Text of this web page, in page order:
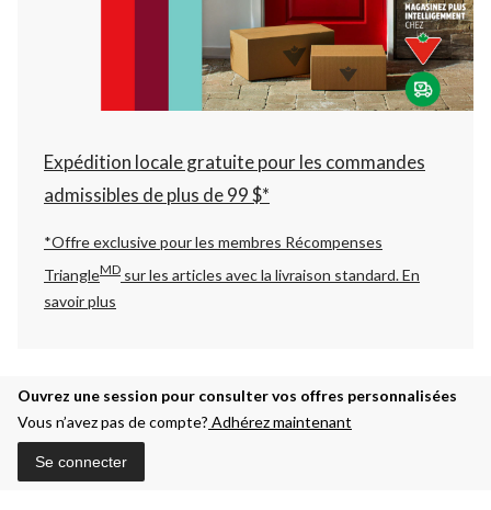
à
22:00
cliquer
pour
changer
Expédition locale gratuite pour les commandes
admissibles de plus de 99 $*
*Offre exclusive pour les membres Récompenses
TriangleMD sur les articles avec la livraison standard.En
savoir plus
Ouvrez une session pour consulter vos offres personnalisées
Vous n’avez pas de compte? Adhérez maintenant
Se connecter